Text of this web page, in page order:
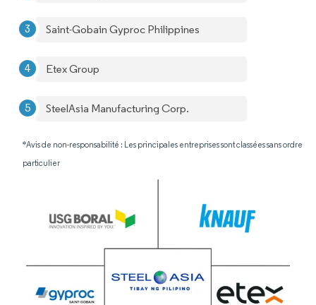
Saint-Gobain Gyproc Philippines
Etex Group
SteelAsia Manufacturing Corp.
*Avis de non-responsabilité : Les principales entreprises sont classées sans ordre
particulier